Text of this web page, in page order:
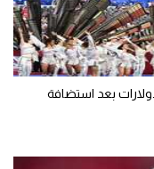
بعد استضافة